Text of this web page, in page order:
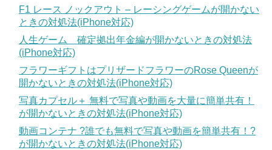
F1 レース ノックアウト – レーシングゲームが開かない
ときの対処法(iPhone対応)
人生ゲーム 確定拠出年金編が開かないときの対処法
(iPhone対応)
フラワーギフトはプリザードフラワーのRose Queenが
開かないときの対処法(iPhone対応)
写真カプセル＋ 無料で写真や動画を大量に簡単共有！
が開かないときの対処法(iPhone対応)
動画コンテナ ?誰でも無料で写真や動画を簡単共有！?
が開かないときの対処法(iPhone対応)